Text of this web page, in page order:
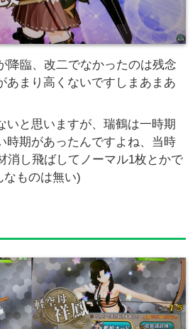
降臨、改二でなかったのは残念
あまり高くないですしまあまあ
いと思いますが、瑞鶴は一時期
時期があったんですよね、当時
消し飛ばしてノーマル1枚とかで
なものは無い)